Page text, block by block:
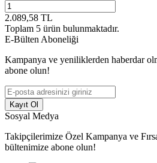
2.089,58 TL
Toplam 5 ürün bulunmaktadır.
E-Bülten Aboneliği
Kampanya ve yeniliklerden haberdar
abone olun!
Kayıt Ol
Sosyal Medya
Takipçilerimize Özel Kampanya ve
bültenimize abone olun!